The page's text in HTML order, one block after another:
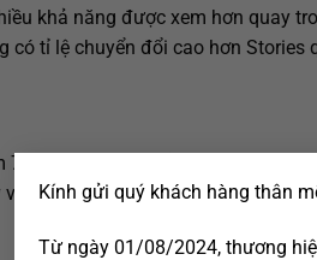
Kính gửi quý khách hàng thân
Từ ngày 01/08/2024, thương
khả năng được xem hơn quay
có tỉ lệ chuyển đổi cao hơn
cơ hội thúc đẩy người dùng
đưa ra một mức giá cụ thể hay